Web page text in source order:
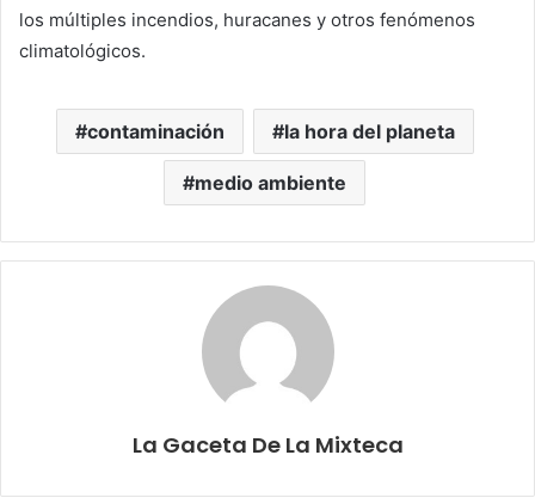
los múltiples incendios, huracanes y otros fenómenos
climatológicos.
contaminación la hora del planeta
medio ambiente
La Gaceta De La Mixteca